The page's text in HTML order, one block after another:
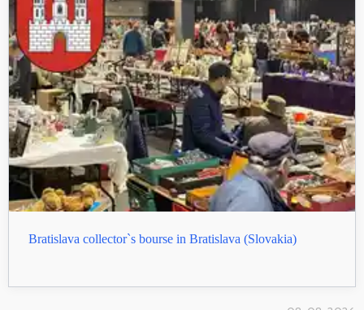
Bratislava collector`s bourse in Bratislava (Slovakia)